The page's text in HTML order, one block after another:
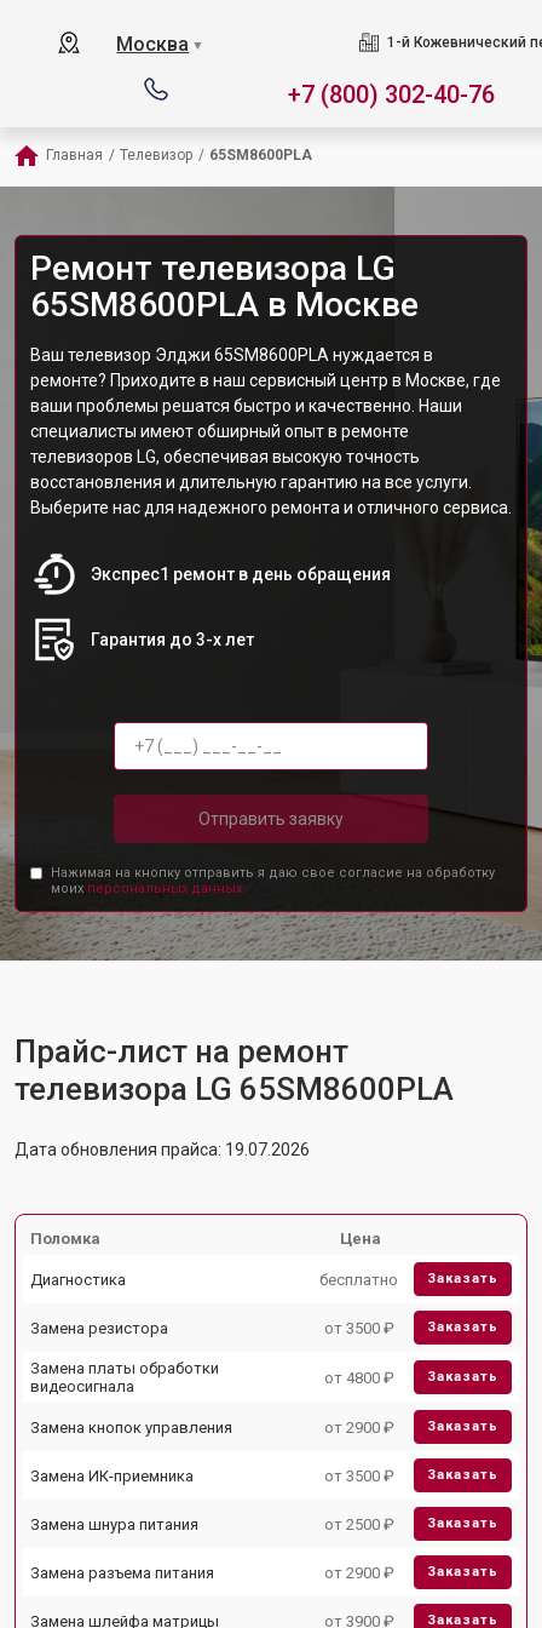
Москва ▼ 1-й Кожевнический
+7 (800) 302-40-76
Главная / Телевизор / 65SM8600PLA
Ремонт телевизора LG
65SM8600PLA в Москве
Ваш телевизор Элджи 65SM8600PLA нуждается в
ремонте? Приходите в наш сервисный центр в Москве, где
ваши проблемы решатся быстро и качественно. Наши
специалисты имеют обширный опыт в ремонте
телевизоров LG, обеспечивая высокую точность
восстановления и длительную гарантию на все услуги.
Выберите нас для надежного ремонта и отличного сервиса.
Экспрес1 ремонт в день обращения
Гарантия до 3-х лет
Отправить заявку
Нажимая на кнопку отправить я даю свое согласие на обработку
моих персональных данных.
Прайс-лист на ремонт
телевизора LG 65SM8600PLA
Дата обновления прайса: 19.07.2026
Поломка Цена
Диагностика бесплатно Заказать
Замена резистора от 3500 ₽ Заказать
Замена платы обработки
видеосигнала
от 4800 ₽ Заказать
Замена кнопок управления от 2900 ₽ Заказать
Замена ИК-приемника от 3500 ₽ Заказать
Замена шнура питания от 2500 ₽ Заказать
Замена разъема питания от 2900 ₽ Заказать
Замена шлейфа матрицы от 3900 ₽ Заказать